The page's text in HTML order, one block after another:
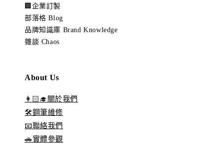
🏢企業訂製
部落格 Blog
品牌知識庫 Brand Knowledge
雜談 Chaos
About Us
👩🏻‍🎓關於我們
🛠️鋼筆維修
📧聯絡我們
🚗實體參觀